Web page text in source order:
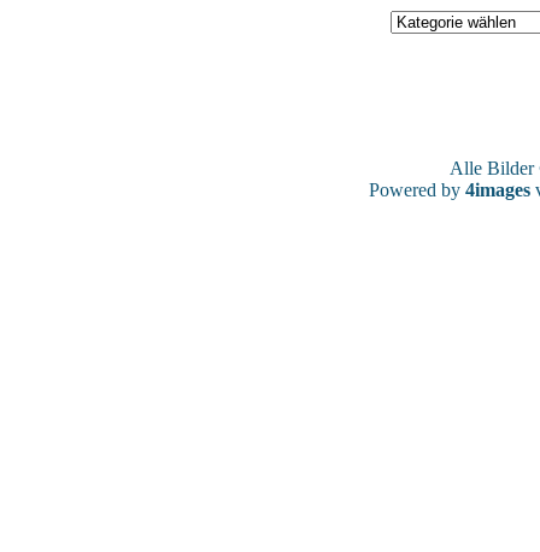
Alle
Powered by 4images